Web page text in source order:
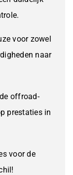
voor zowel
naar
offroad-
prestaties in
voor de